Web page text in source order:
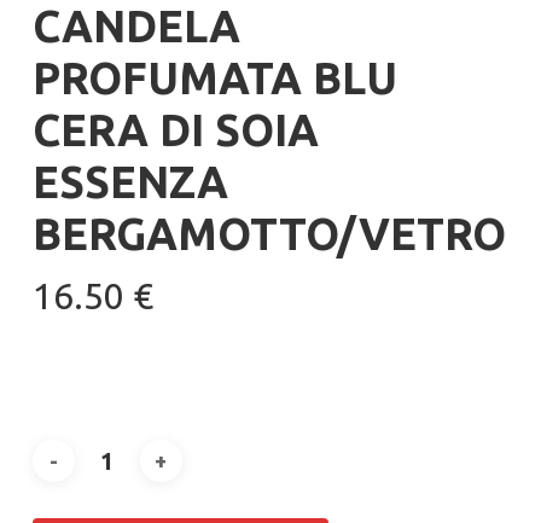
CANDELA
PROFUMATA BLU
CERA DI SOIA
ESSENZA
BERGAMOTTO/VETRO
16.50 €